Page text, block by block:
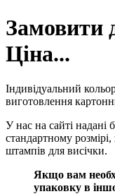
Замовити
Ціна...
Індивідуальний
виготовлення
У нас на сайті надані
стандартному
штампів для висічки.
Якщо вам
упаковку в